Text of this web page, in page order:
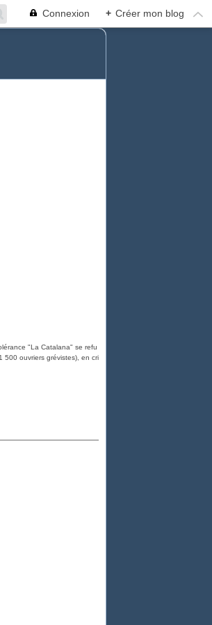
Connexion + Créer mon blog
"La Catalana" se refu
500 ouvriers grévistes), en cri